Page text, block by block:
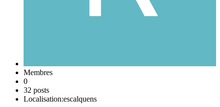
Membres
0
32 posts
Localisation:escalquens